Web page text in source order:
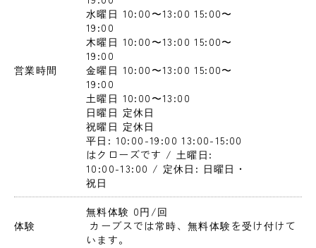
営業時間
水曜日 10:00〜13:00 15:00〜
19:00
木曜日 10:00〜13:00 15:00〜
19:00
金曜日 10:00〜13:00 15:00〜
19:00
土曜日 10:00〜13:00
日曜日 定休日
祝曜日 定休日
平日: 10:00-19:00 13:00-15:00
はクローズです / 土曜日:
10:00-13:00 / 定休日: 日曜日・
祝日
体験
無料体験 0円 /回
います。